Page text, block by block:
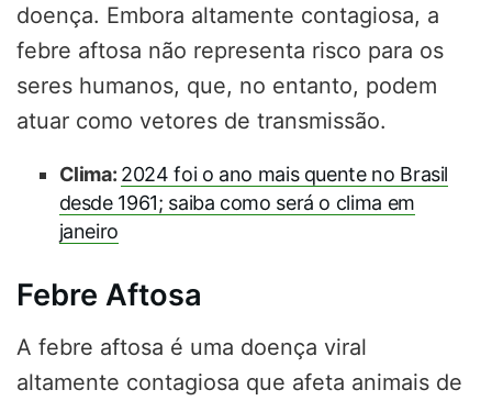
doença. Embora altamente contagiosa, a
febre aftosa não representa risco para os
seres humanos, que, no entanto, podem
atuar como vetores de transmissão.
Clima: 2024 foi o ano mais quente no Brasil
desde 1961; saiba como será o clima em
janeiro
Febre Aftosa
A febre aftosa é uma doença viral
altamente contagiosa que afeta animais de